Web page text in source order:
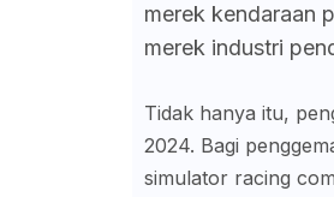
merek kendaraan
merek industri
Tidak hanya itu,
2024. Bagi
simulator racing